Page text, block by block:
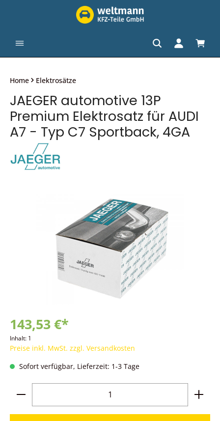
Home Elektrosätze
JAEGER automotive 13P
Premium Elektrosatz für AUDI
A7 - Typ C7 Sportback, 4GA
143,53 €*
Inhalt: 1
Preise inkl. MwSt. zzgl. Versandkosten
Sofort verfügbar, Lieferzeit: 1-3 Tage
Produkt Anzahl: Gib den gewünschten